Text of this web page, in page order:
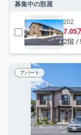
募集中の部屋
202
7.05
2階 /
アパート